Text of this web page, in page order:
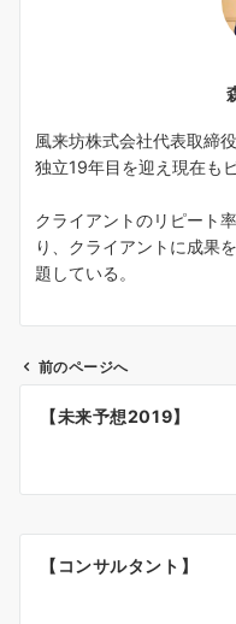
風来坊株式会社代表取締役
独立19年目を迎え現在も
クライアントのリピート
り、クライアントに成果
題している。
前のページへ
【未来予想2019】
【コンサルタント】